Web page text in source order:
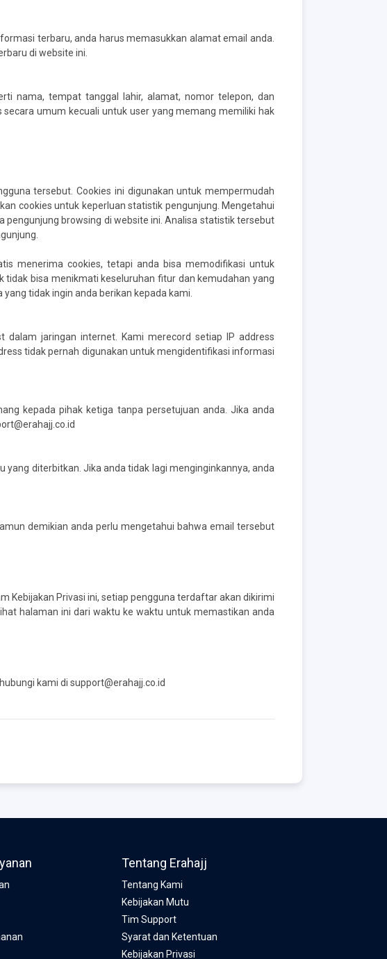
terbaru, anda harus memasukkan alamat email anda.
di website ini.
nama, tempat tanggal lahir, alamat, nomor telepon, dan
umum kecuali untuk user yang memang memiliki hak
tersebut. Cookies ini digunakan untuk mempermudah
cookies untuk keperluan statistik pengunjung. Mengetahui
pengunjung browsing di website ini. Analisa statistik tersebut
menerima cookies, tetapi anda bisa memodifikasi untuk
bisa menikmati keseluruhan fitur dan kemudahan yang
tidak ingin anda berikan kepada kami.
dalam jaringan internet. Kami merecord setiap IP address
tidak pernah digunakan untuk mengidentifikasi informasi
kepada pihak ketiga tanpa persetujuan anda. Jika anda
diterbitkan. Jika anda tidak lagi menginginkannya, anda
demikian anda perlu mengetahui bahwa email tersebut
Kebijakan Privasi ini, setiap pengguna terdaftar akan dikirimi
halaman ini dari waktu ke waktu untuk memastikan anda
kami di support@erahajj.co.id
Tentang Erahajj
Tentang Kami
Kebijakan Mutu
Tim Support
Syarat dan Ketentuan
Kebijakan Privasi